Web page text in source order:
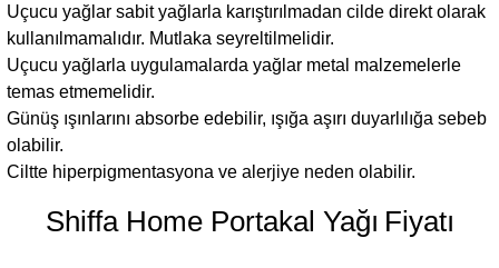
Uçucu yağlar sabit yağlarla karıştırılmadan cilde direkt olarak
kullanılmamalıdır. Mutlaka seyreltilmelidir.
Uçucu yağlarla uygulamalarda yağlar metal malzemelerle
temas etmemelidir.
Günüş ışınlarını absorbe edebilir, ışığa aşırı duyarlılığa sebeb
olabilir.
Ciltte hiperpigmentasyona ve alerjiye neden olabilir.
Shiffa Home Portakal Yağı Fiyatı